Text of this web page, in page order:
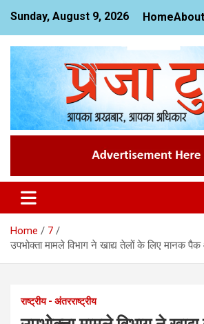
content
Sunday, August 9, 2026 Home
Praja Today
News Website
Home
7
उपभोक्ता मामले विभाग ने खाद्य तेलों के लिए मानक पैक
राष्ट्रीय - अंतरराष्ट्रीय